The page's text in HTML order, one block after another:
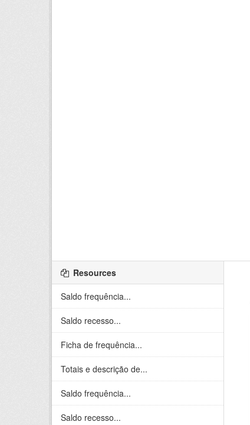
Resources
Saldo frequência...
Saldo recesso...
Ficha de frequência...
Totais e descrição de...
Saldo frequência...
Saldo recesso...